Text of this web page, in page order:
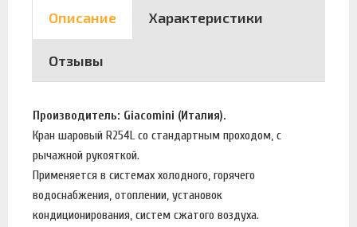
Описание Характеристики
Отзывы
Производитель: Giacomini (Италия).
Кран шаровый R254L со стандартным проходом, с
рычажной рукояткой.
Применяется в системах холодного, горячего
водоснабжения, отоплении, установок
кондиционирования, систем сжатого воздуха.